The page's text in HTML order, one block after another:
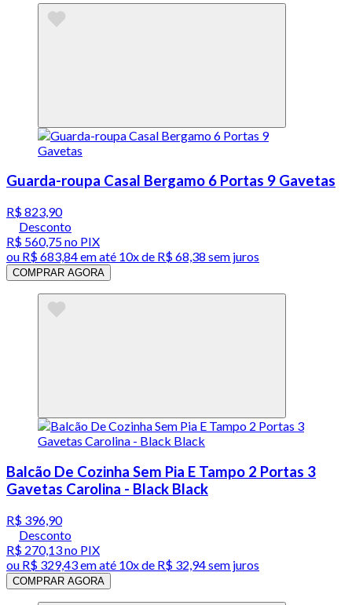
Guarda-roupa Casal Bergamo 6 Portas 9 Gavetas
R$ 823,90
Desconto
R$ 560,75no PIX
ou R$ 683,84em até 10x de R$ 68,38 sem juros
COMPRAR AGORA
Balcão De Cozinha Sem Pia E Tampo 2 Portas 3
Gavetas Carolina - Black Black
R$ 396,90
Desconto
R$ 270,13no PIX
ou R$ 329,43em até 10x de R$ 32,94 sem juros
COMPRAR AGORA